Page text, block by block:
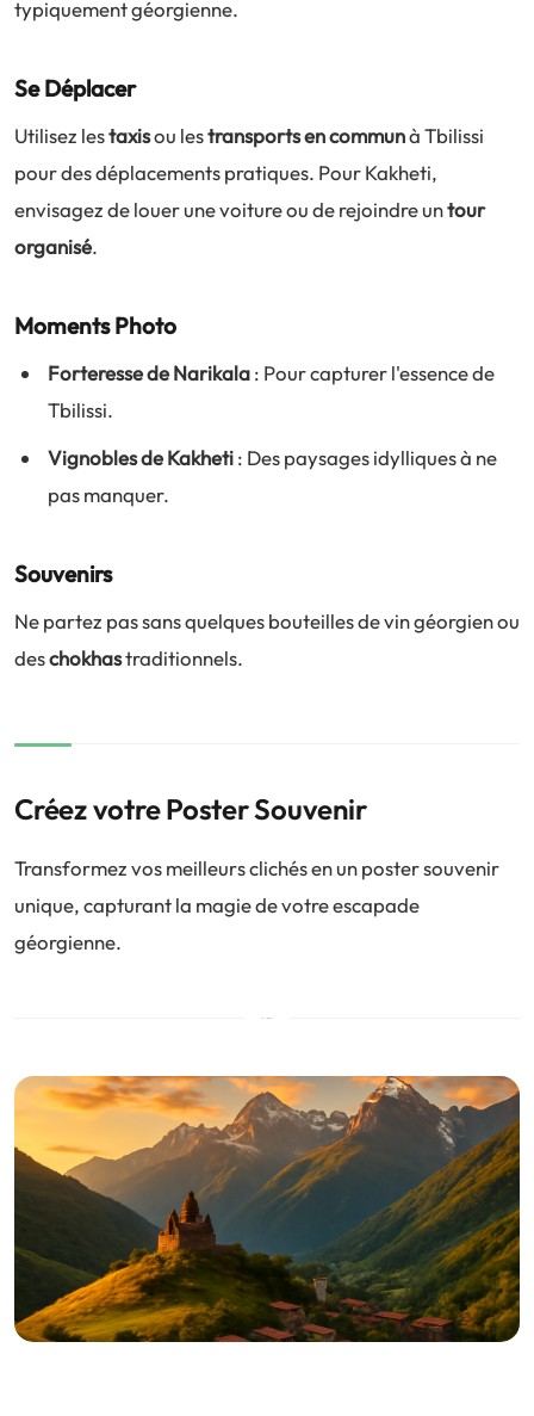
typiquement géorgienne.
Se Déplacer
Utilisez lestaxisou lestransports en communà Tbilissi
pour des déplacements pratiques. Pour Kakheti,
envisagez de louer une voiture ou de rejoindre untour
organisé.
Moments Photo
Forteresse de Narikala: Pour capturer l'essence de
Tbilissi.
Vignobles de Kakheti: Des paysages idylliques à ne
pas manquer.
Souvenirs
Ne partez pas sans quelques bouteilles de vin géorgien ou
deschokhastraditionnels.
Créez votre Poster Souvenir
Transformez vos meilleurs clichés en un poster souvenir
unique, capturant la magie de votre escapade
géorgienne.